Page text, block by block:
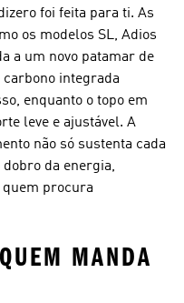
foi feita para ti. As
os modelos SL, Adios
a um novo patamar de
carbono integrada
enquanto o topo em
leve e ajustável. A
não só sustenta cada
dobro da energia,
procura
MANDA